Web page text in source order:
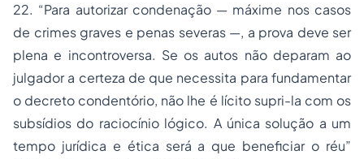
22. “Para autorizar condenação — máxime nos casos
de crimes graves e penas severas —, a prova deve ser
plena e incontroversa. Se os autos não deparam ao
julgador a certeza de que necessita para fundamentar
o decreto condentório, não lhe é lícito supri-la com os
subsídios do raciocínio lógico. A única solução a um
tempo jurídica e ética será a que beneficiar o réu”